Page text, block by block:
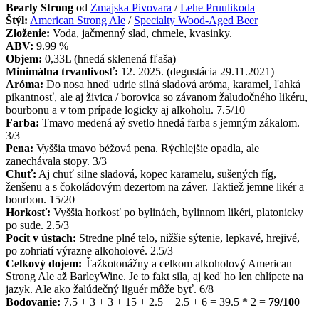
Bearly Strong od Zmajska Pivovara /Lehe Pruulikoda
Štýl: American Strong Ale / Specialty Wood-Aged Beer
Zloženie: Voda, jačmenný slad, chmele, kvasinky.
ABV: 9.99 %
Objem: 0,33L (hnedá sklenená fľaša)
Minimálna trvanlivosť: 12. 2025. (degustácia 29.11.2021)
Aróma: Do nosa hneď udrie silná sladová aróma, karamel, ľahká
pikantnosť, ale aj živica / borovica so závanom žaludočného likéru,
bourbonu a v tom prípade logicky aj alkoholu. 7.5/10
Farba: Tmavo medená aý svetlo hnedá farba s jemným zákalom.
3/3
Pena: Vyššia tmavo béžová pena. Rýchlejšie opadla, ale
zanechávala stopy. 3/3
Chuť: Aj chuť silne sladová, kopec karamelu, sušených fíg,
ženšenu a s čokoládovým dezertom na záver. Taktiež jemne likér a
bourbon. 15/20
Horkosť: Vyššia horkosť po bylinách, bylinnom likéri, platonicky
po sude. 2.5/3
Pocit v ústach: Stredne plné telo, nižšie sýtenie, lepkavé, hrejivé,
po zohriatí výrazne alkoholové. 2.5/3
Celkový dojem: Ťažkotonážny a celkom alkoholový American
Strong Ale až BarleyWine. Je to fakt sila, aj keď ho len chlípete na
jazyk. Ale ako žalúdečný liguér môže byť. 6/8
Bodovanie: 7.5 + 3 + 3 + 15 + 2.5 + 2.5 + 6 = 39.5 * 2 = 79/100